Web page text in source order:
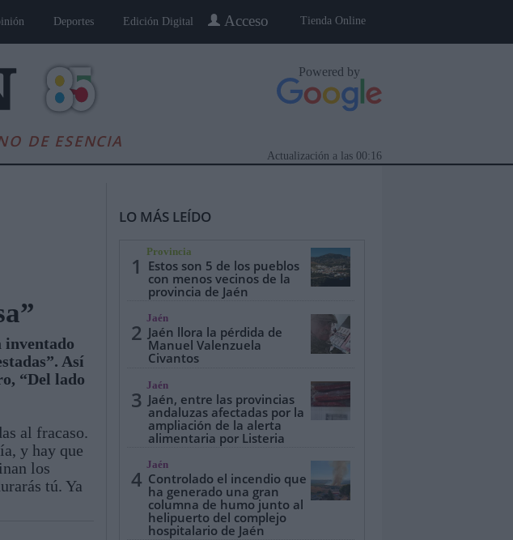
Tienda Online
Acceso
Deportes Edición Digital
DE ESENCIA
Powered by
00:16
Actualización a las
Cultura Jaén, Pueblo a Pueblo Especiales
inventado
Así
“Del lado
al fracaso.
y hay que
los
tú. Ya
LO MÁS LEÍDO
1
Provincia
Estos son 5 de los pueblos
con menos vecinos de la
provincia de Jaén
2
Jaén
Jaén llora la pérdida de
Manuel Valenzuela
Civantos
3
Jaén
Jaén, entre las provincias
andaluzas afectadas por la
ampliación de la alerta
alimentaria por Listeria
4
Jaén
Controlado el incendio que
ha generado una gran
columna de humo junto al
helipuerto del complejo
hospitalario de Jaén